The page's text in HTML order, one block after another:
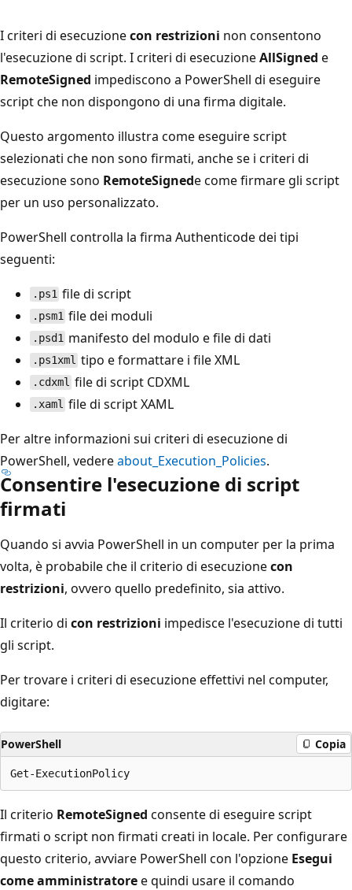
I criteri di esecuzionecon restrizioni non consentono
l'esecuzione di script. I criteri di esecuzioneAllSigned e
RemoteSigned impediscono a PowerShell di eseguire
script che non dispongono di una firma digitale.
Questo argomento illustra come eseguire script
selezionati che non sono firmati, anche se i criteri di
esecuzione sono RemoteSignede come firmare gli script
per un uso personalizzato.
PowerShell controlla la firma Authenticode dei tipi
seguenti:
.ps1 file di script
.psm1 file dei moduli
.psd1 manifesto del modulo e file di dati
.ps1xml tipo e formattare i file XML
.cdxml file di script CDXML
.xaml file di script XAML
Per altre informazioni sui criteri di esecuzione di
PowerShell, vedereabout_Execution_Policies.
Consentire l'esecuzione di script
firmati
Quando si avvia PowerShell in un computer per la prima
volta, è probabile che il criterio di esecuzionecon
restrizioni, ovvero quello predefinito, sia attivo.
Il criterio di con restrizioni impedisce l'esecuzione di tutti
gli script.
Per trovare i criteri di esecuzione effettivi nel computer,
digitare:
PowerShell Copia
Il criterio RemoteSigned consente di eseguire script
firmati o script non firmati creati in locale. Per configurare
questo criterio, avviare PowerShell con l'opzione Esegui
come amministratoree quindi usare il comando